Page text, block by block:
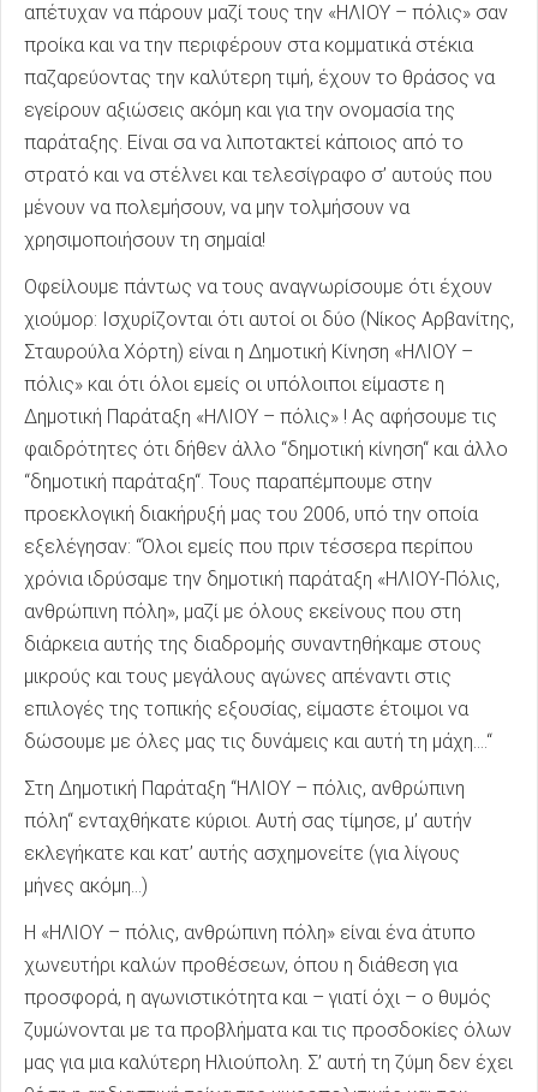
απέτυχαν να πάρουν μαζί τους την «ΗΛΙΟΥ – πόλις» σαν
προίκα και να την περιφέρουν στα κομματικά στέκια
παζαρεύοντας την καλύτερη τιμή, έχουν το θράσος να
εγείρουν αξιώσεις ακόμη και για την ονομασία της
παράταξης. Είναι σα να λιποτακτεί κάποιος από το
στρατό και να στέλνει και τελεσίγραφο σ’ αυτούς που
μένουν να πολεμήσουν, να μην τολμήσουν να
χρησιμοποιήσουν τη σημαία!
Οφείλουμε πάντως να τους αναγνωρίσουμε ότι έχουν
χιούμορ: Ισχυρίζονται ότι αυτοί οι δύο (Νίκος Αρβανίτης,
Σταυρούλα Χόρτη) είναι η Δημοτική Κίνηση «ΗΛΙΟΥ –
πόλις» και ότι όλοι εμείς οι υπόλοιποι είμαστε η
Δημοτική Παράταξη «ΗΛΙΟΥ – πόλις» ! Ας αφήσουμε τις
φαιδρότητες ότι δήθεν άλλο ‘‘δημοτική κίνηση‘‘ και άλλο
‘‘δημοτική παράταξη‘‘. Τους παραπέμπουμε στην
προεκλογική διακήρυξή μας του 2006, υπό την οποία
εξελέγησαν: ‘‘Όλοι εμείς που πριν τέσσερα περίπου
χρόνια ιδρύσαμε την δημοτική παράταξη «ΗΛΙΟΥ-Πόλις,
ανθρώπινη πόλη», μαζί με όλους εκείνους που στη
διάρκεια αυτής της διαδρομής συναντηθήκαμε στους
μικρούς και τους μεγάλους αγώνες απέναντι στις
επιλογές της τοπικής εξουσίας, είμαστε έτοιμοι να
δώσουμε με όλες μας τις δυνάμεις και αυτή τη μάχη….‘‘
Στη Δημοτική Παράταξη ‘‘ΗΛΙΟΥ – πόλις, ανθρώπινη
πόλη‘‘ ενταχθήκατε κύριοι. Αυτή σας τίμησε, μ’ αυτήν
εκλεγήκατε και κατ’ αυτής ασχημονείτε (για λίγους
μήνες ακόμη…)
Η «ΗΛΙΟΥ – πόλις, ανθρώπινη πόλη» είναι ένα άτυπο
χωνευτήρι καλών προθέσεων, όπου η διάθεση για
προσφορά, η αγωνιστικότητα και – γιατί όχι – ο θυμός
ζυμώνονται με τα προβλήματα και τις προσδοκίες όλων
μας για μια καλύτερη Ηλιούπολη. Σ’ αυτή τη ζύμη δεν έχει